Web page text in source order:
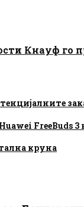
Кнауф го
FreeBuds 3
круна